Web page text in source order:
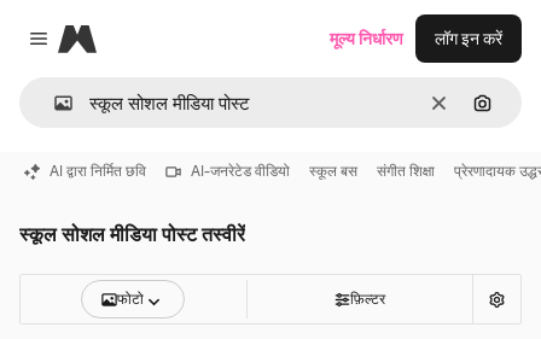
Close menu
Magnific
साफ़ इमेज से
मूल्य निर्धारण लॉग इन करें
AI द्वारा निर्मित छवि AI-जनरेटेड वीडियो स्कूल बस संगीत शिक्षा प्रेरणादायक
स्कूल सोशल मीडिया पोस्ट तस्वीरें
फोटो फ़िल्टर